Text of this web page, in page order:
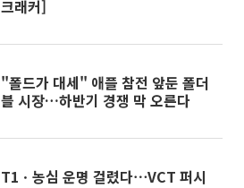
크래커]
"폴드가 대세" 애플 참전 앞둔 폴더
블 시장…하반기 경쟁 막 오른다
T1ㆍ농심 운명 걸렸다⋯VCT 퍼시